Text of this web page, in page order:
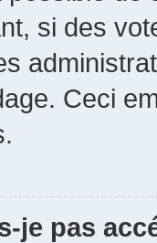
si des
Ceci
je pas